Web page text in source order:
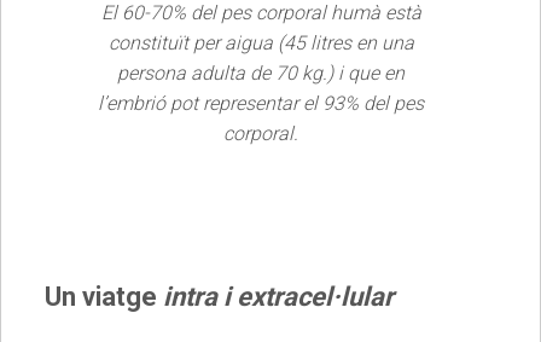
El 60-70% del pes corporal humà està
constituït per aigua (45 litres en una
persona adulta de 70 kg.) i que en
l’embrió pot representar el 93% del pes
corporal.
Un viatge intra i extracel·lular